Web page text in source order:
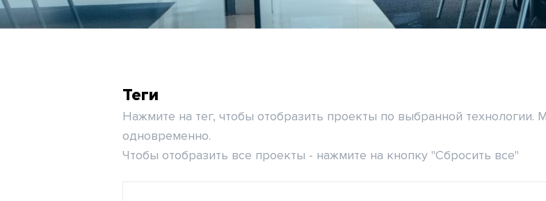
Теги
Нажмите на тег, чтобы отобразить проекты по выбранной технологии.
одновременно.
Чтобы отобразить все проекты - нажмите на кнопку "Сбросить все"